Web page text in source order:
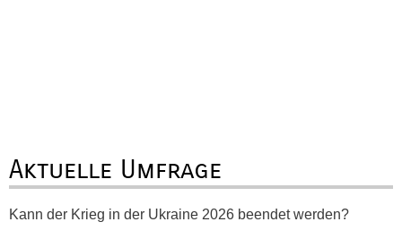
Aktuelle Umfrage
Kann der Krieg in der Ukraine 2026 beendet werden?